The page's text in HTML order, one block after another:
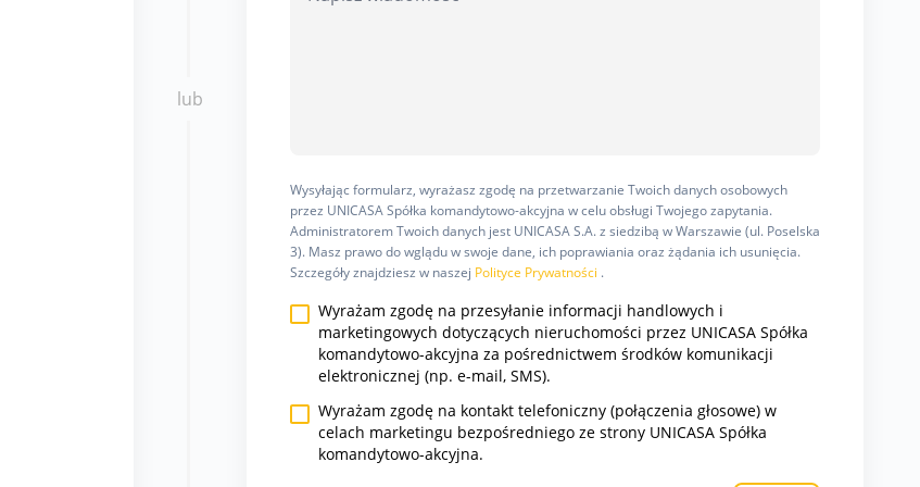
lub
Wysyłając formularz, wyrażasz zgodę na przetwarzanie Twoich danych osobowych
przez UNICASA Spółka komandytowo-akcyjna w celu obsługi Twojego zapytania.
Administratorem Twoich danych jest UNICASA S.A. z siedzibą w Warszawie (ul. Poselska
3). Masz prawo do wglądu w swoje dane, ich poprawiania oraz żądania ich usunięcia.
Szczegóły znajdziesz w naszej Polityce Prywatności .
Wyrażam zgodę na przesyłanie informacji handlowych i
marketingowych dotyczących nieruchomości przez UNICASA Spółka
komandytowo-akcyjna za pośrednictwem środków komunikacji
elektronicznej (np. e-mail, SMS).
Wyrażam zgodę na kontakt telefoniczny (połączenia głosowe) w
celach marketingu bezpośredniego ze strony UNICASA Spółka
komandytowo-akcyjna.